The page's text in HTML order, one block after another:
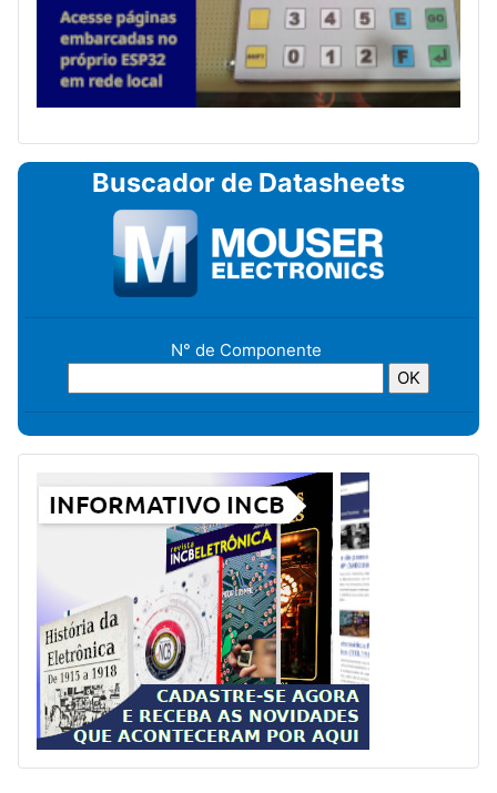
Buscador de Datasheets
N° de Componente